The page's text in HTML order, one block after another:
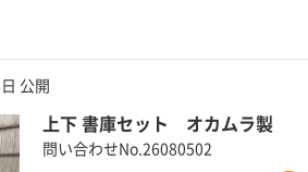
公開
上下 書庫セット オカムラ製
問い合わせNo.26080502